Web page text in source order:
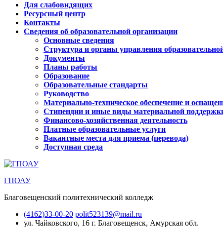
Для слабовидящих
Ресурсный центр
Контакты
Сведения об образовательной организации
Основные сведения
Структура и органы управления
Документы
Планы работы
Образование
Образовательные стандарты
Руководство
Материально-техническое обеспечение и
Стипендии и иные виды материальной
Финансово-хозяйственная деятельность
Платные образовательные услуги
Вакантные места для приема (перевода)
Доступная среда
ГПОАУ
Благовещенский политехнический колледж
(4162)33-00-20 polit523139@mail.ru
ул. Чайковского, 16 г. Благовещенск, Амурская обл.